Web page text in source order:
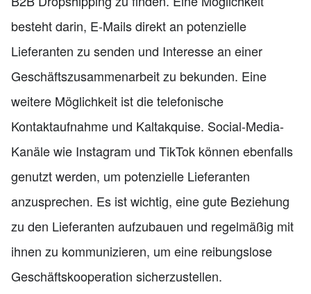
besteht darin, E-Mails direkt an potenzielle
Lieferanten zu senden und Interesse an einer
Geschäftszusammenarbeit zu bekunden. Eine
weitere Möglichkeit ist die telefonische
Kontaktaufnahme und Kaltakquise. Social-Media-
Kanäle wie Instagram und TikTok können ebenfalls
genutzt werden, um potenzielle Lieferanten
anzusprechen. Es ist wichtig, eine gute Beziehung
zu den Lieferanten aufzubauen und regelmäßig mit
ihnen zu kommunizieren, um eine reibungslose
Geschäftskooperation sicherzustellen.